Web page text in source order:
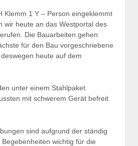
Klemm 1 Y – Person eingeklemmt
wir heute an das Westportal des
Die Bauarbeiten gehen
für den Bau vorgeschriebene
heute auf dem
unter einem Stahlpaket
mit schwerem Gerät befreit
sind aufgrund der ständig
wichtig für die